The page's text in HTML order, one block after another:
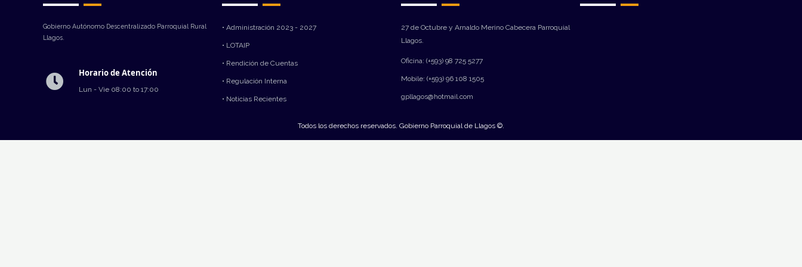
Gobierno Autónomo Descentralizado Parroquial Rural
Llagos.
Horario de Atención
Lun - Vie 08:00 to 17:00
• Administración 2023 - 2027
• LOTAIP
• Rendición de Cuentas
• Regulación Interna
• Noticias Recientes
27 de Octubre y Arnaldo Merino Cabecera Parroquial
Llagos.
Oficina: (+593) 98 725 5277
Mobile: (+593) 96 108 1505
gpllagos@hotmail.com
Todos los derechos reservados. Gobierno Parroquial de Llagos ©.